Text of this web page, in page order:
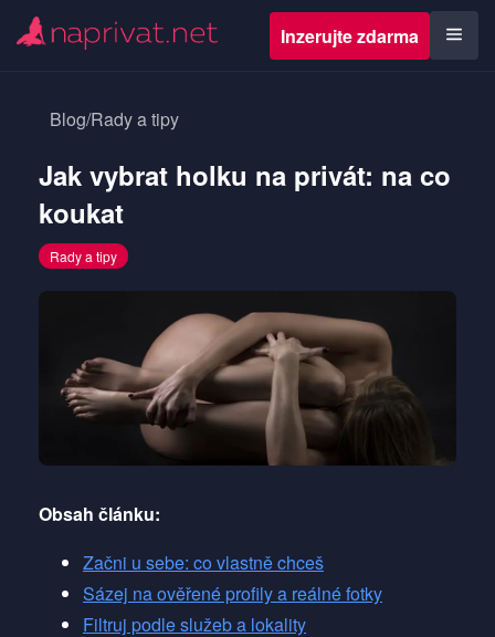
Inzerujte zdarma
Blog/Rady a tipy
Jak vybrat holku na privát: na co
koukat
Rady a tipy
Obsah článku:
Začni u sebe: co vlastně chceš
Sázej na ověřené profily a reálné fotky
Filtruj podle služeb a lokality